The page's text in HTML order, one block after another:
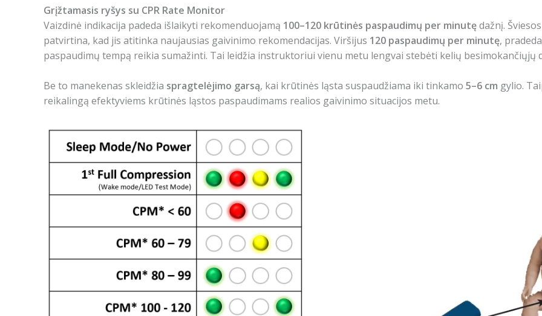
Grįžtamasis ryšys su CPR Rate Monitor
Vaizdinė indikacija padeda išlaikyti rekomenduojamą 100–120 krūtinės paspaudimų per minutędažnį.
patvirtina, kad jis atitinka naujausias gaivinimo rekomendacijas. Viršijus 120 paspaudimų per minutę,
paspaudimų tempą reikia sumažinti. Tai leidžia instruktoriui vienu metu lengvai stebėti kelių besimokančiųjų
Be to manekenas skleidžia spragtelėjimo garsą, kai krūtinės ląsta suspaudžiama iki tinkamo 5–6 cm gylio.
reikalingą efektyviems krūtinės ląstos paspaudimams realios gaivinimo situacijos metu.